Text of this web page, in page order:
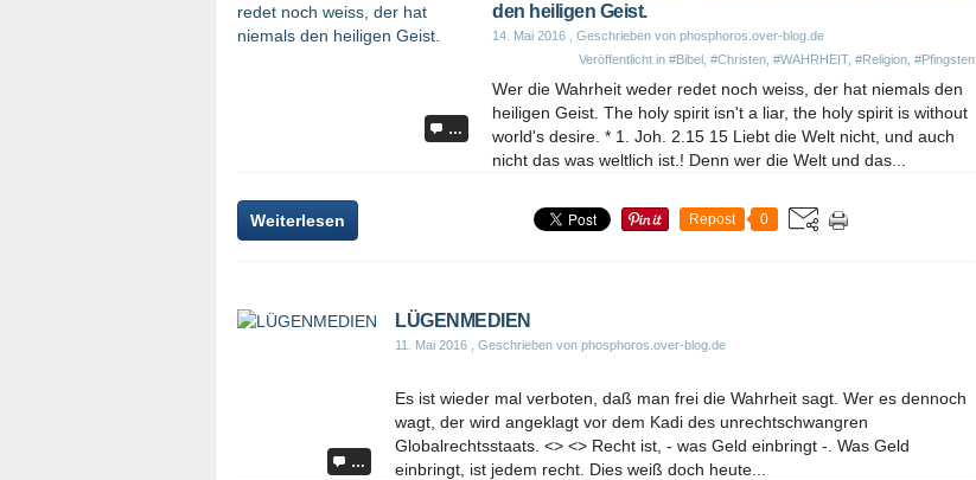
…
den heiligen Geist.
14. Mai 2016 , Geschrieben von phosphoros.over-blog.de
Veröffentlicht in #Bibel #Christen #WAHRHEIT, #Religion #Pfingsten
Wer die Wahrheit weder redet noch weiss, der hat niemals den
heiligen Geist. The holy spirit isn't a liar, the holy spirit is without
world's desire. * 1. Joh. 2.15 15 Liebt die Welt nicht, und auch
nicht das was weltlich ist.! Denn wer die Welt und das...
Weiterlesen Repost 0
…
LÜGENMEDIEN
11. Mai 2016 , Geschrieben von phosphoros.over-blog.de
Es ist wieder mal verboten, daß man frei die Wahrheit sagt. Wer es dennoch
wagt, der wird angeklagt vor dem Kadi des unrechtschwangren
Globalrechtsstaats. <> <> Recht ist, - was Geld einbringt -. Was Geld
einbringt, ist jedem recht. Dies weiß doch heute...